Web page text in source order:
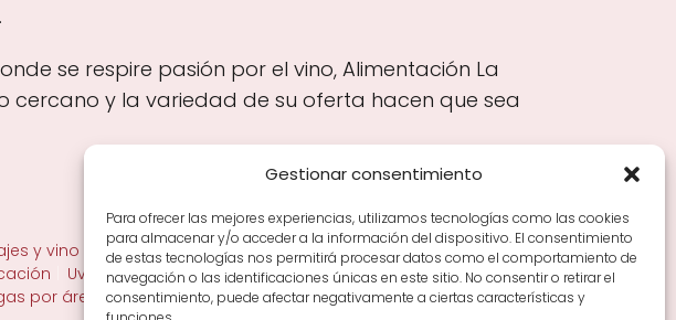
Gestionar consentimiento
Para ofrecer las mejores experiencias, utilizamos tecnologías como las cookies
para almacenar y/o acceder a la información del dispositivo. El consentimiento
de estas tecnologías nos permitirá procesar datos como el comportamiento de
navegación o las identificaciones únicas en este sitio. No consentir o retirar el
consentimiento, puede afectar negativamente a ciertas características y
se respire pasión por el vino, Alimentación La
cercano y la variedad de su oferta hacen que sea
y vino en la mesa Tiendas de vino por ciudades
Tipos de Rioja y
Uvas y viñedo en Rioja Vino Rioja para empezar
Zonas de Rioja y
por área